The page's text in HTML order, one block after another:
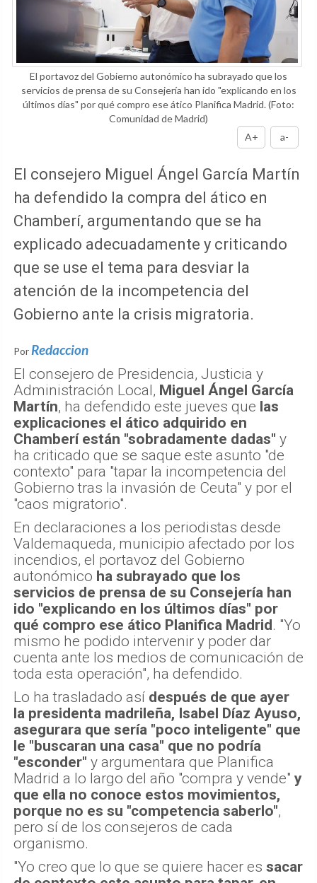
El portavoz del Gobierno autonómico ha subrayado que los
servicios de prensa de su Consejería han ido "explicando en los
últimos días" por qué compro ese ático Planifica Madrid.(Foto:
Comunidad de Madrid)
A+
a-
El consejero Miguel Ángel García Martín
ha defendido la compra del ático en
Chamberí, argumentando que se ha
explicado adecuadamente y criticando
que se use el tema para desviar la
atención de la incompetencia del
Gobierno ante la crisis migratoria.
Por Redaccion
El consejero de Presidencia, Justicia y
Administración Local, Miguel Ángel García
Martín, ha defendido este jueves que las
explicaciones el ático adquirido en
Chamberí están "sobradamente dadas" y
ha criticado que se saque este asunto "de
contexto" para "tapar la incompetencia del
Gobierno tras la invasión de Ceuta" y por el
"caos migratorio".
En declaraciones a los periodistas desde
Valdemaqueda, municipio afectado por los
incendios, el portavoz del Gobierno
autonómico ha subrayado que los
servicios de prensa de su Consejería han
ido "explicando en los últimos días" por
qué compro ese ático Planifica Madrid. "Yo
mismo he podido intervenir y poder dar
cuenta ante los medios de comunicación de
toda esta operación", ha defendido.
Lo ha trasladado así después de que ayer
la presidenta madrileña, Isabel Díaz Ayuso,
asegurara que sería "poco inteligente" que
le "buscaran una casa" que no podría
"esconder" y argumentara que Planifica
Madrid a lo largo del año "compra y vende" y
que ella no conoce estos movimientos,
porque no es su "competencia saberlo",
pero sí de los consejeros de cada
organismo.
"Yo creo que lo que se quiere hacer es sacar